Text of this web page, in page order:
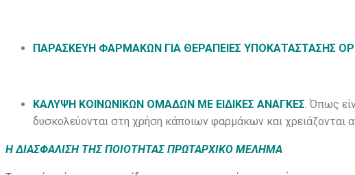
ΠΑΡΑΣΚΕΥΗ ΦΑΡΜΑΚΩΝ ΓΙΑ ΘΕΡΑΠΕΙΕΣ ΥΠΟΚΑΤΑΣΤΑΣΗΣ
ΚΑΛΥΨΗ ΚΟΙΝΩΝΙΚΩΝ ΟΜΑΔΩΝ ΜΕ ΕΙΔΙΚΕΣ ΑΝΑΓΚΕΣ. Όπως
δυσκολεύονται στη χρήση κάποιων φαρμάκων και χρειάζονται
Η ΔΙΑΣΦΑΛΙΣΗ ΤΗΣ ΠΟΙΟΤΗΤΑΣ ΠΡΩΤΑΡΧΙΚΟ ΜΕΛΗΜΑ